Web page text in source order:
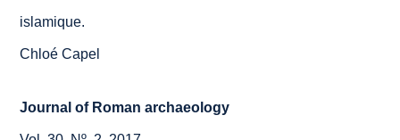
islamique.
Chloé Capel
Journal of Roman archaeology